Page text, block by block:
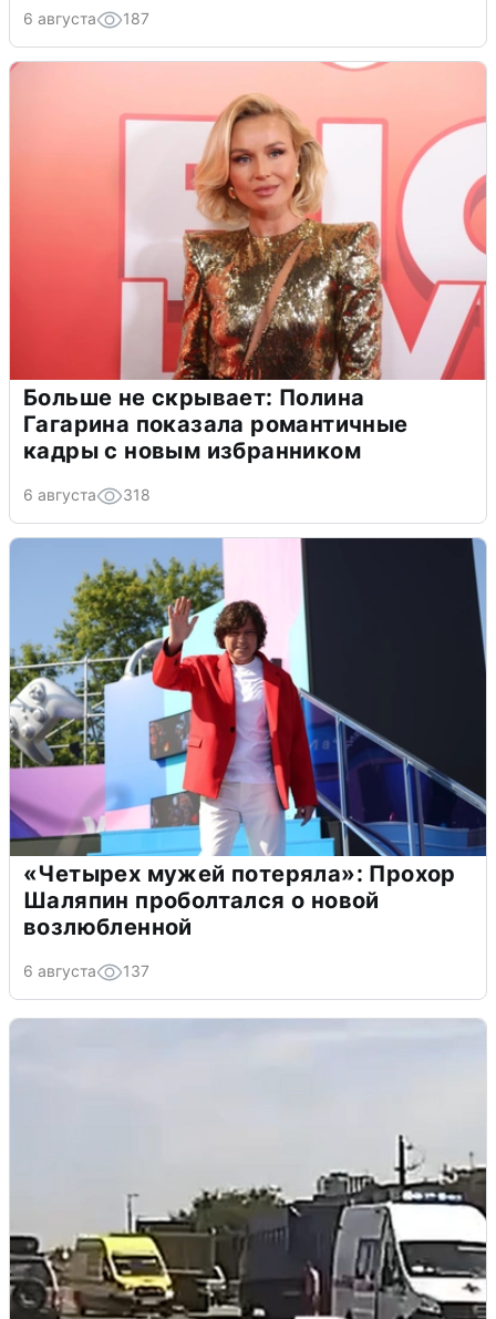
6 августа 187
Больше не скрывает: Полина
Гагарина показала романтичные
кадры с новым избранником
6 августа 318
«Четырех мужей потеряла»: Прохор
Шаляпин проболтался о новой
возлюбленной
6 августа 137